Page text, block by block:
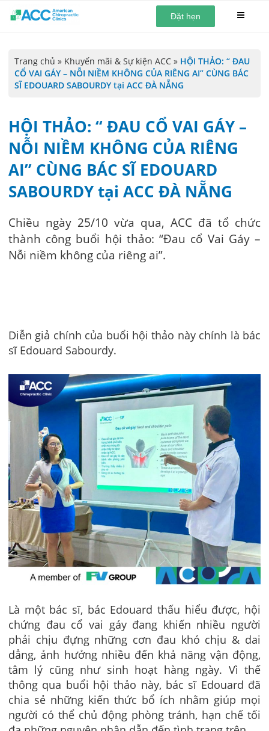
Đặt hẹn
Trang chủ » Khuyến mãi & Sự kiện ACC » HỘI THẢO: “ ĐAU
CỔ VAI GÁY – NỖI NIỀM KHÔNG CỦA RIÊNG AI” CÙNG BÁC
SĨ EDOUARD SABOURDY tại ACC ĐÀ NẴNG
HỘI THẢO: “ ĐAU CỔ VAI GÁY –
NỖI NIỀM KHÔNG CỦA RIÊNG
AI” CÙNG BÁC SĨ EDOUARD
SABOURDY tại ACC ĐÀ NẴNG
Chiều ngày 25/10 vừa qua, ACC đã tổ chức
thành công buổi hội thảo: “Đau cổ Vai Gáy –
Nỗi niềm không của riêng ai”.
Diễn giả chính của buổi hội thảo này chính là bác
sĩ Edouard Sabourdy.
Là một bác sĩ, bác Edouard thấu hiểu được, hội
chứng đau cổ vai gáy đang khiến nhiều người
phải chịu đựng những cơn đau khó chịu & dai
dẳng, ảnh hưởng nhiều đến khả năng vận động,
tâm lý cũng như sinh hoạt hàng ngày. Vì thế
thông qua buổi hội thảo này, bác sĩ Edouard đã
chia sẻ những kiến thức bổ ích nhằm giúp mọi
người có thể chủ động phòng tránh, hạn chế tối